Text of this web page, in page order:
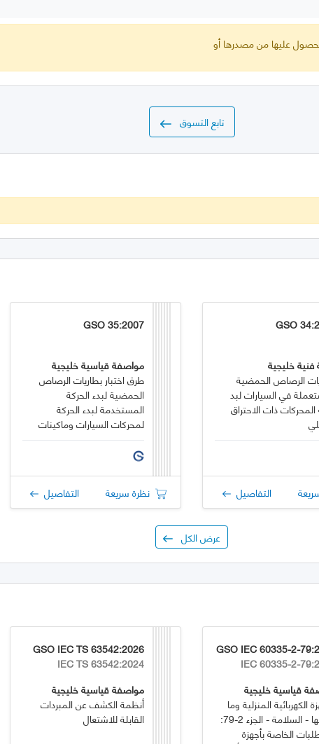
عليها من مصدرها أو
تابع التسوق
GSO
فنية خليجية
الرصاص الحمضية
في السيارات لبد
ذات الاحتراق
التفاصيل
GSO 35:2007
مواصفة قياسية خليجية
طرق اختبار بطاريات الرصاص
الحمضية لبدء الحركة
المستخدمة لبدء الحركة
لمحركات السيارات وماكينات
نظرة سريعة التفاصيل
عرض الكل
GSO IEC 60335-2-
IEC 60335-2-
قياسية خليجية
الكهربائية المنزلية وما
شابهها - السلامة - الجزء 2-79:
الخاصة بأجهزة
GSO IEC TS 63542:2026
IEC TS 63542:2024
مواصفة قياسية خليجية
أنظمة الكشف عن المبردات
القابلة للاشتعال